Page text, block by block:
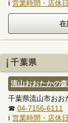
ℹ 営業時間・店休
千葉県
流山おおたかの
千葉県流山市おお
☎ 04-7156-6111
ℹ 営業時間・店休